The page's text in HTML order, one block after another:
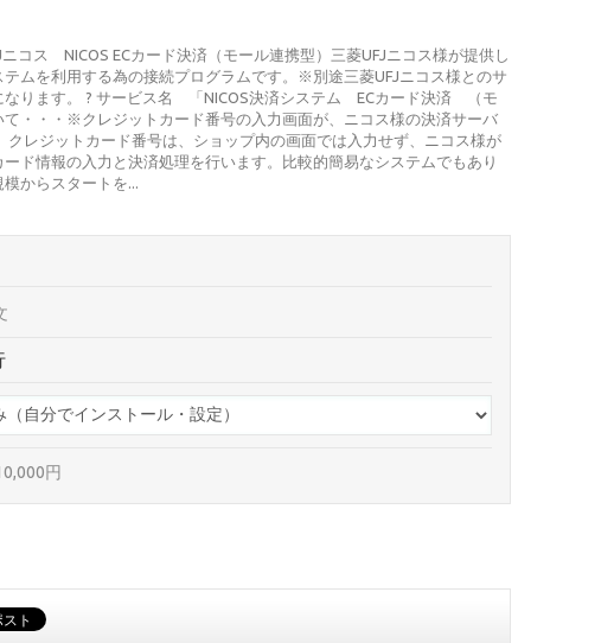
ニコス NICOS ECカード決済（モール連携型）三菱UFJニコス様が提供し
ムを利用する為の接続プログラムです。※別途三菱UFJニコス様とのサ
なります。 ? サービス名 「NICOS決済システム ECカード決済 （モ
・・・※クレジットカード番号の入力画面が、ニコス様の決済サーバ
クレジットカード番号は、ショップ内の画面では入力せず、ニコス様が
ド情報の入力と決済処理を行います。比較的簡易なシステムでもあり
からスタートを...
円